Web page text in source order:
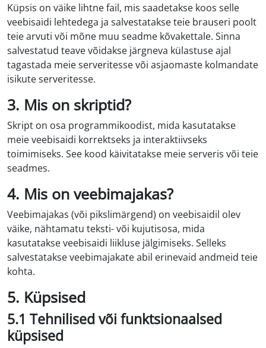
Küpsis on väike lihtne fail, mis saadetakse koos selle
veebisaidi lehtedega ja salvestatakse teie brauseri poolt
teie arvuti või mõne muu seadme kõvakettale. Sinna
salvestatud teave võidakse järgneva külastuse ajal
tagastada meie serveritesse või asjaomaste kolmandate
isikute serveritesse.
3. Mis on skriptid?
Skript on osa programmikoodist, mida kasutatakse
meie veebisaidi korrektseks ja interaktiivseks
toimimiseks. See kood käivitatakse meie serveris või teie
seadmes.
4. Mis on veebimajakas?
Veebimajakas (või pikslimärgend) on veebisaidil olev
väike, nähtamatu teksti- või kujutisosa, mida
kasutatakse veebisaidi liikluse jälgimiseks. Selleks
salvestatakse veebimajakate abil erinevaid andmeid teie
kohta.
5. Küpsised
5.1 Tehnilised või funktsionaalsed
küpsised